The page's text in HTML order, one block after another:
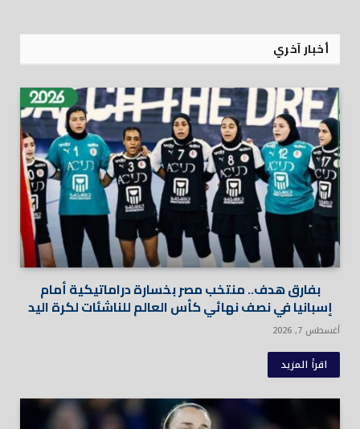
أخبار آخري
بفارق هدف.. منتخب مصر بخسارة دراماتيكية أمام
إسبانيا في نصف نهائي كأس العالم للناشئات لكرة اليد
أغسطس 7, 2026
اقرأ المزيد